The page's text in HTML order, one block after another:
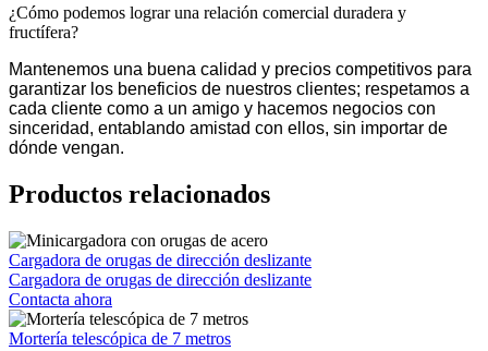
¿Cómo podemos lograr una relación comercial duradera y
fructífera?
Mantenemos una buena calidad y precios competitivos para
garantizar los beneficios de nuestros clientes; respetamos a
cada cliente como a un amigo y hacemos negocios con
sinceridad, entablando amistad con ellos, sin importar de
dónde vengan.
Productos relacionados
Cargadora de orugas de dirección deslizante
Cargadora de orugas de dirección deslizante
Contacta ahora
Mortería telescópica de 7 metros